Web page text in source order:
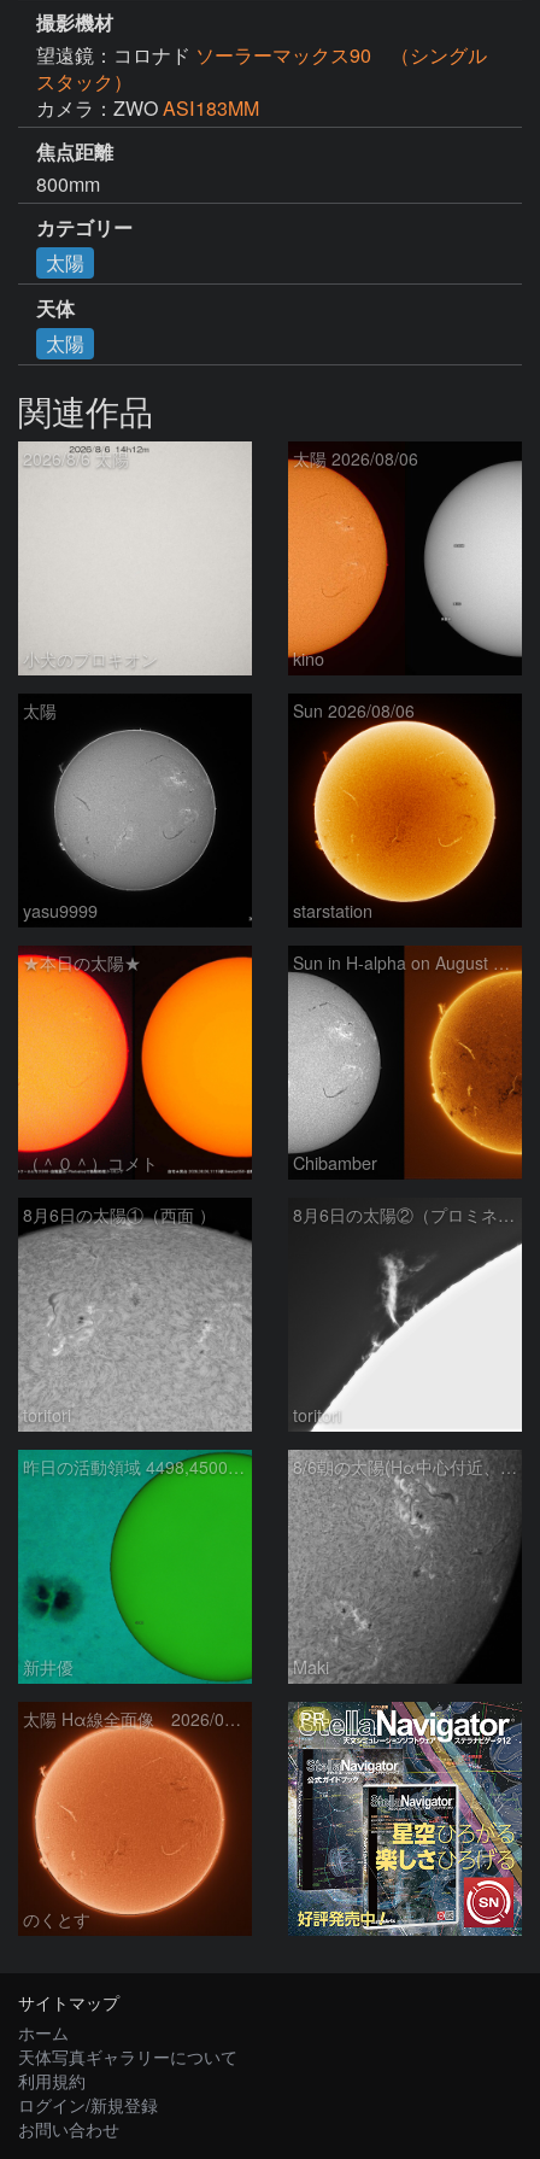
撮影機材
望遠鏡：コロナド ソーラーマックス90 （シングル
スタック）
カメラ：ZWOASⅠ183MM
焦点距離
800mm
カテゴリー
太陽
天体
太陽
関連作品
2026/8/6 太陽
小犬のプロキオン
太陽 2026/08/06
kino
太陽
yasu9999
Sun 2026/08/06
starstation
★本日の太陽★
（＾０＾）コメト
Sun in H-alpha on August 6, 2026
Chibamber
8月6日の太陽①（西面 ）
toritori
8月6日の太陽②（プロミネン北東縁 ）
toritori
昨日の活動領域 4498,4500：2026/08/05
新井優
8/6朝の太陽(Hα中心付近、4498、4502付近)
Maki
太陽 Hα線全面像 2026/08/06
のくとす
PR
サイトマップ
ホーム
天体写真ギャラリーについて
利用規約
ログイン/新規登録
お問い合わせ